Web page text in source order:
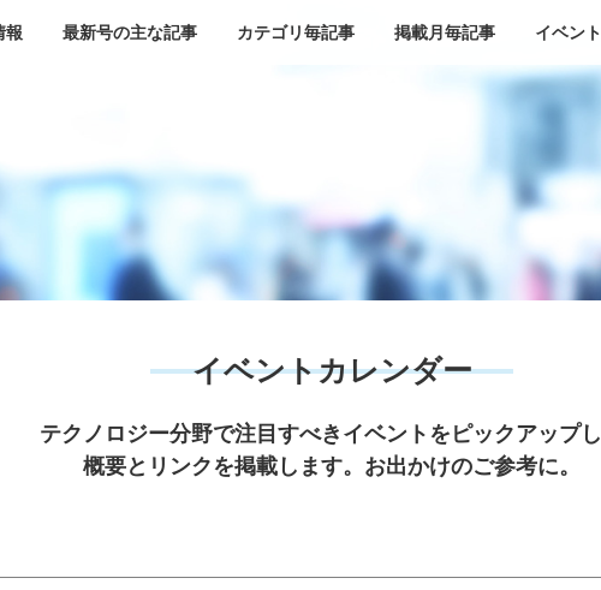
報 最新号の主な記事 カテゴリ毎記事 掲載月毎記事 イベン
イベントカレンダー
テクノロジー分野で注目すべきイベントをピックアップし
概要とリンクを掲載します。お出かけのご参考に。